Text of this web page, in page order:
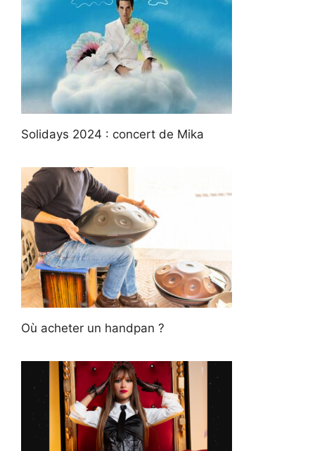
Solidays 2024 : concert de Mika
Où acheter un handpan ?